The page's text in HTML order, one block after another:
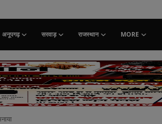
अनूपगढ़ सरवाड़ राजस्थान MORE